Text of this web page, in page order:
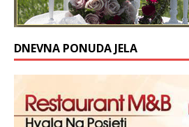
DNEVNA PONUDA JELA